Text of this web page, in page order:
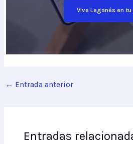
Vive Leganés en tu
← Entrada anterior
Entradas